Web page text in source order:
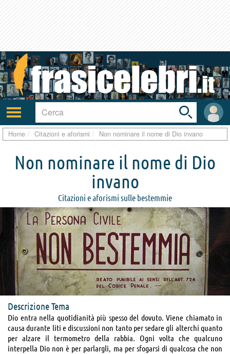
Attiva/disattiva
navigazione
User
area
Toggle
search
bar
Home Citazioni e aforismi Non nominare il nome di Dio invano
Non nominare il nome di Dio
invano
Citazioni e aforismi sulle bestemmie
Descrizione Tema
Dio entra nella quotidianità più spesso del dovuto. Viene chiamato in
causa durante liti e discussioni non tanto per sedare gli alterchi quanto
per alzare il termometro della rabbia. Ogni volta che qualcuno
interpella Dio non è per parlargli, ma per sfogarsi di qualcosa che non